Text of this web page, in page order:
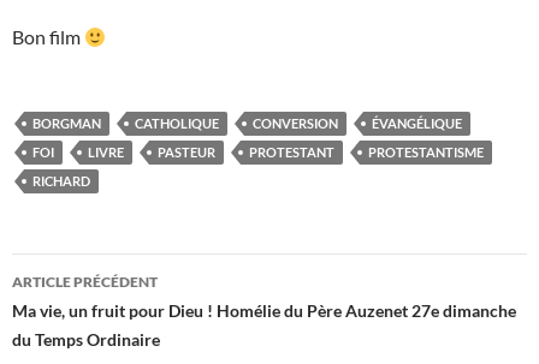
Bon film
BORGMAN CATHOLIQUE CONVERSION
ÉVANGÉLIQUE
FOI
LIVRE PASTEUR PROTESTANT
PROTESTANTISME
RICHARD
Navigation
des
ARTICLE PRÉCÉDENT
Ma vie, un fruit pour Dieu ! Homélie du Père Auzenet 27e dimanche
du Temps Ordinaire